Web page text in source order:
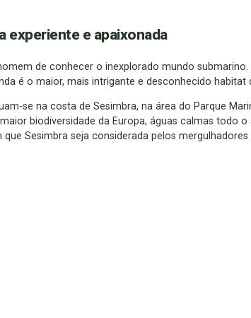
experiente e apaixonada
de conhecer o inexplorado mundo
é o maior, mais intrigante e desconhecido habitat
se na costa de Sesimbra, na área do Parque
biodiversidade da Europa, águas calmas todo
Sesimbra seja considerada pelos